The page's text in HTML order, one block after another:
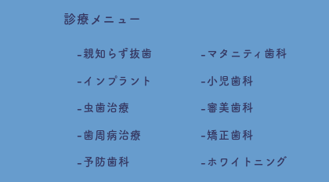
診療メニュー
親知らず抜歯
インプラント
虫歯治療
歯周病治療
予防歯科
マタニティ歯科
小児歯科
審美歯科
矯正歯科
ホワイトニング